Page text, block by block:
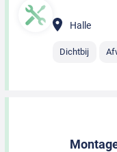
Halle
Dichtbij